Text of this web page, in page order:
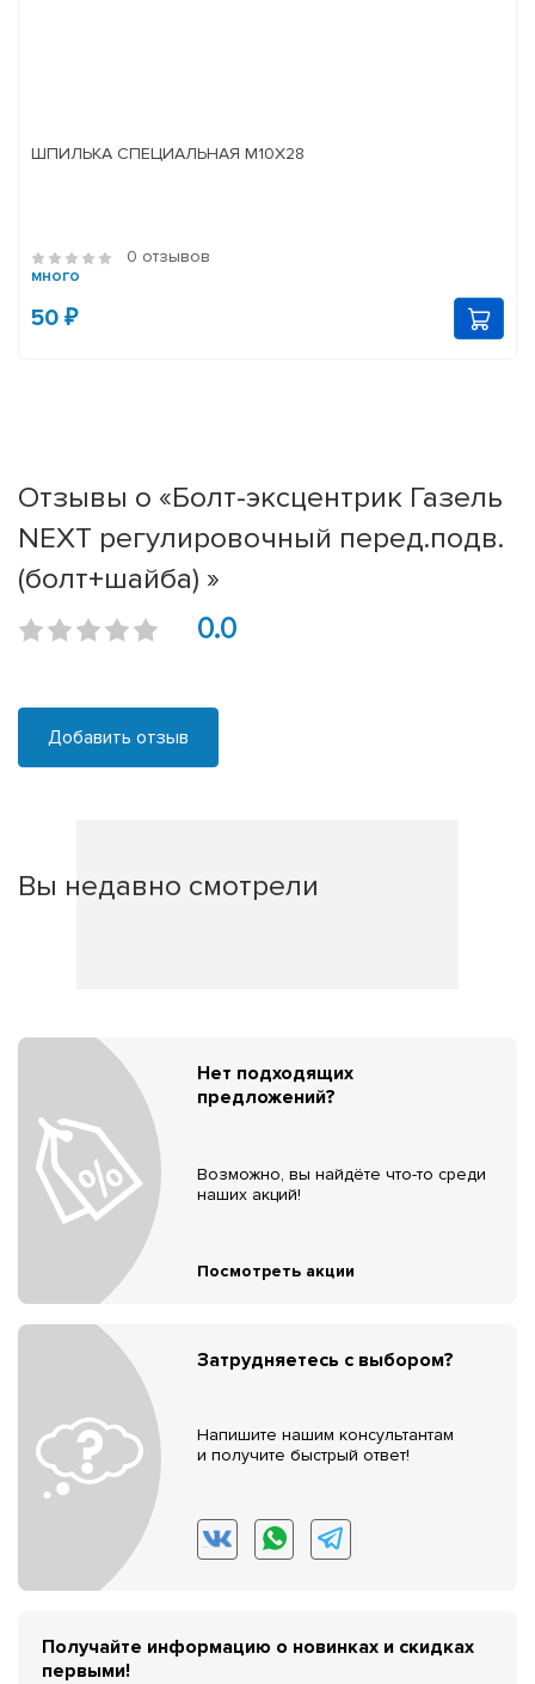
ШПИЛЬКА СПЕЦИАЛЬНАЯ М10Х28
0 отзывов
много
50 ₽
Отзывы о «Болт-эксцентрик Газель
NEXT регулировочный перед.подв.
(болт+шайба) »
0.0
Добавить отзыв
Вы недавно смотрели
Нет подходящих
предложений?
Возможно, вы найдёте что-то среди
наших акций!
Посмотреть акции
Затрудняетесь с выбором?
Напишите нашим консультантам
и получите быстрый ответ!
Получайте информацию о новинках и скидках
первыми!